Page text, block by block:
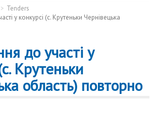
Tenders
у конкурсі (c. Крутеньки Чернівецька
до участі у
Крутеньки
область) повторно